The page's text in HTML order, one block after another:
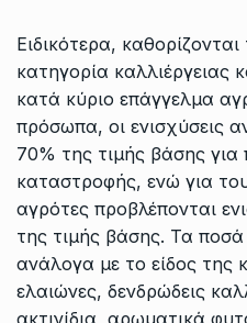
Ειδικότερα,
κατηγορία καλλιέργειας
κατά κύριο επάγγελμα
πρόσωπα, οι ενισχύσεις
70% της τιμής βάσης για
καταστροφής, ενώ για
αγρότες προβλέπονται
της τιμής βάσης. Τα ποσά
ανάλογα με το είδος της
ελαιώνες, δενδρώδεις
ακτινίδια, αρωματικά